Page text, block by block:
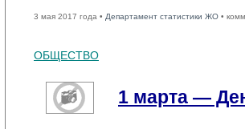
3 мая 2017 года • Департамент статистики ЖО •
ОБЩЕСТВО
1 марта —